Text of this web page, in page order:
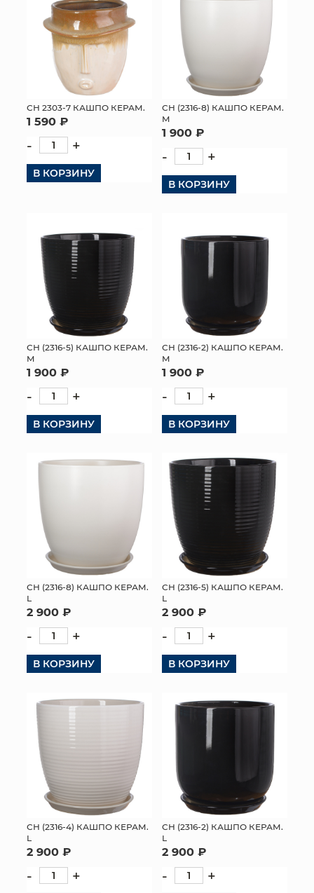
СН 2303-7 КАШПО КЕРАМ.
1 590 ₽
- +
В КОРЗИНУ
СН (2316-8) КАШПО КЕРАМ.
M
1 900 ₽
- +
В КОРЗИНУ
СН (2316-5) КАШПО КЕРАМ.
M
1 900 ₽
- +
В КОРЗИНУ
СН (2316-2) КАШПО КЕРАМ.
M
1 900 ₽
- +
В КОРЗИНУ
СН (2316-8) КАШПО КЕРАМ.
L
2 900 ₽
- +
В КОРЗИНУ
СН (2316-5) КАШПО КЕРАМ.
L
2 900 ₽
- +
В КОРЗИНУ
СН (2316-4) КАШПО КЕРАМ.
L
2 900 ₽
- +
СН (2316-2) КАШПО КЕРАМ.
L
2 900 ₽
- +